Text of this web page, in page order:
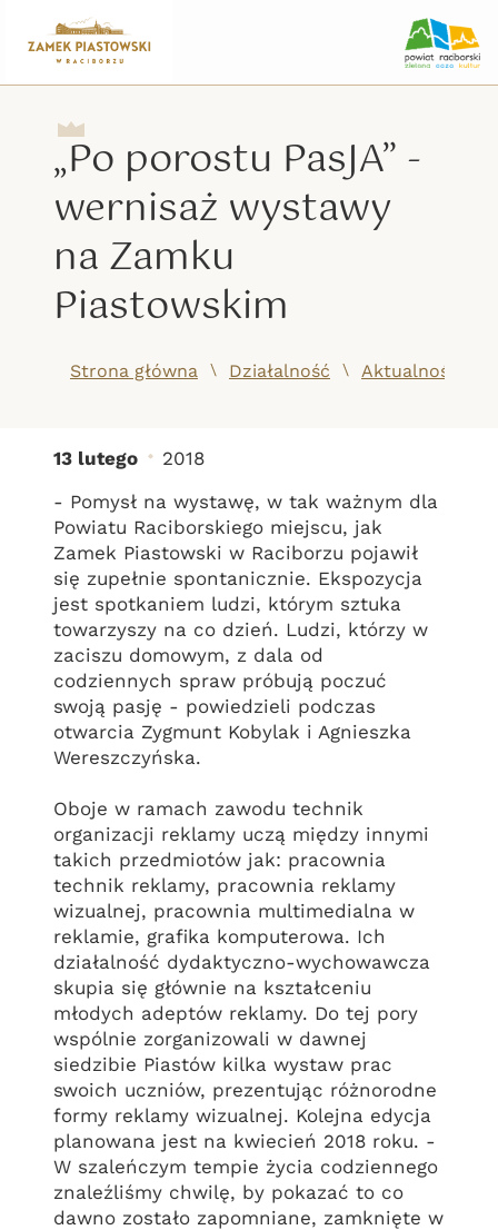
„Po porostu PasJA” -
wernisaż wystawy
na Zamku
Piastowskim
Strona główna /
Działalność Aktualności
„Po porostu PasJA” -
13 lutego
2018
- Pomysł na wystawę, w tak ważnym dla
Powiatu Raciborskiego miejscu, jak
Zamek Piastowski w Raciborzu pojawił
się zupełnie spontanicznie. Ekspozycja
jest spotkaniem ludzi, którym sztuka
towarzyszy na co dzień. Ludzi, którzy w
zaciszu domowym, z dala od
codziennych spraw próbują poczuć
swoją pasję - powiedzieli podczas
otwarcia Zygmunt Kobylak i Agnieszka
Wereszczyńska.
Oboje w ramach zawodu technik
organizacji reklamy uczą między innymi
takich przedmiotów jak: pracownia
technik reklamy, pracownia reklamy
wizualnej, pracownia multimedialna w
reklamie, grafika komputerowa. Ich
działalność dydaktyczno-wychowawcza
skupia się głównie na kształceniu
młodych adeptów reklamy. Do tej pory
wspólnie zorganizowali w dawnej
siedzibie Piastów kilka wystaw prac
swoich uczniów, prezentując różnorodne
formy reklamy wizualnej. Kolejna edycja
planowana jest na kwiecień 2018 roku. -
W szaleńczym tempie życia codziennego
znaleźliśmy chwilę, by pokazać to co
dawno zostało zapomniane, zamknięte w